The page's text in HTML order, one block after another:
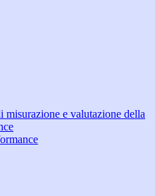
misurazione e valutazione della